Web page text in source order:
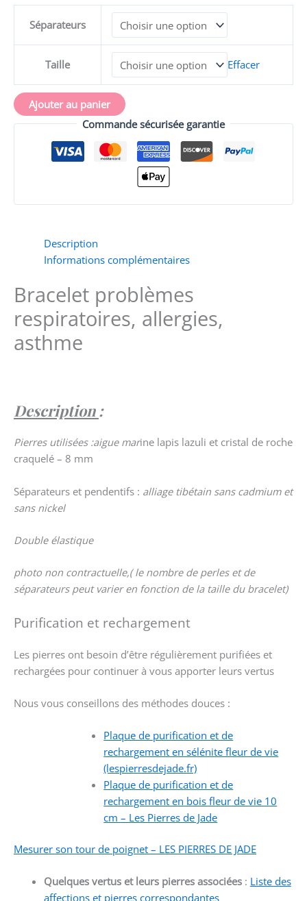
Séparateurs
Taille Effacer
allergies,
asthme
Ajouter au panier
Commande sécurisée garantie
Description
Informations complémentaires
Bracelet problèmes
respiratoires, allergies,
asthme
Description:
Pierres utilisées :aigue marine lapis lazuli et cristal de roche
craquelé – 8 mm
Séparateurs et pendentifs : alliage tibétain sans cadmium et
sans nickel
Double élastique
photo non contractuelle,( le nombre de perles et de
séparateurs peut varier en fonction de la taille du bracelet)
Purification et rechargement
Les pierres ont besoin d’être régulièrement purifiées et
rechargées pour continuer à vous apporter leurs vertus
Nous vous conseillons des méthodes douces :
Plaque de purification et de
rechargement en sélénite fleur de vie
(lespierresdejade.fr)
Plaque de purification et de
rechargement en bois fleur de vie 10
cm – Les Pierres de Jade
Mesurer son tour de poignet – LES PIERRES DE JADE
Quelques vertus et leurs pierres associées : Liste des
affections et pierres correspondantes